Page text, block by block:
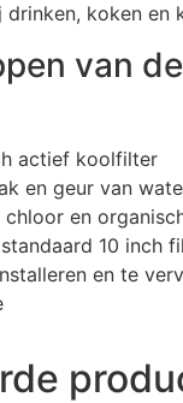
koken en
van
actief koolfilter
en geur van
en
10 inch
en te